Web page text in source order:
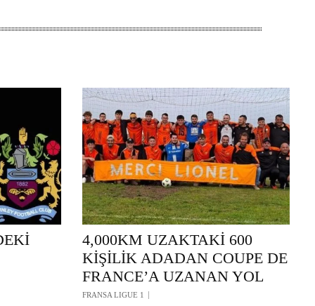
4,000KM UZAKTAKİ 600
KİŞİLİK ADADAN COUPE DE
FRANCE’A UZANAN YOL
FRANSA LIGUE 1